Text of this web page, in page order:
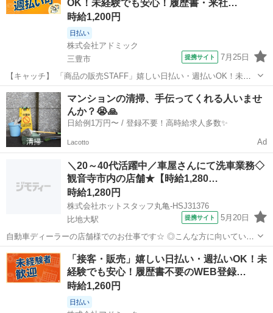
業もほぼなしです )...OK！未経験でも安心！履歴書・来社…
時給1,200円
日払い
株式会社アドミック
三豊市
提携サイト 7月25日
【キャッチ】 「商品の販売STAFF」嬉しい日払い・週払いOK！未経
験でも安心！履歴書・来社不要！時給1200円～！三豊市 【コメント】
あなたの理想のお仕事探しをサポートします★ ★未経験の方も丁寧に
サポートします！ ...
香川 三豊市
マンションの清掃、手伝ってくれる人いませ
んか？😭🙏
日給例1万円〜 / 登録不要！高時給求人多数✨
Lacotto Ad
＼20～40代活躍中／車屋さんにて洗車業務◇
観音寺市内の店舗★【時給1,280…
時給1,280円
株式会社ホットスタッフ丸亀-HSJ31376
比地大駅
提携サイト 5月20日
自動車ディーラーの店舗様でのお仕事です☆ ◎こんな方に向いていま
す ■平日にお休みが欲しい方 ■未経験からのスタートでい方 ■高時給
でしっかり稼ぎたい方 ━━━━━━━━━━━━━━━━━━━━
【仕事内容】 車を...
香川 比地大駅 その他
「接客・販売」嬉しい日払い・週払いOK！未
経験でも安心！履歴書不要のWEB登録…
時給1,260円
日払い